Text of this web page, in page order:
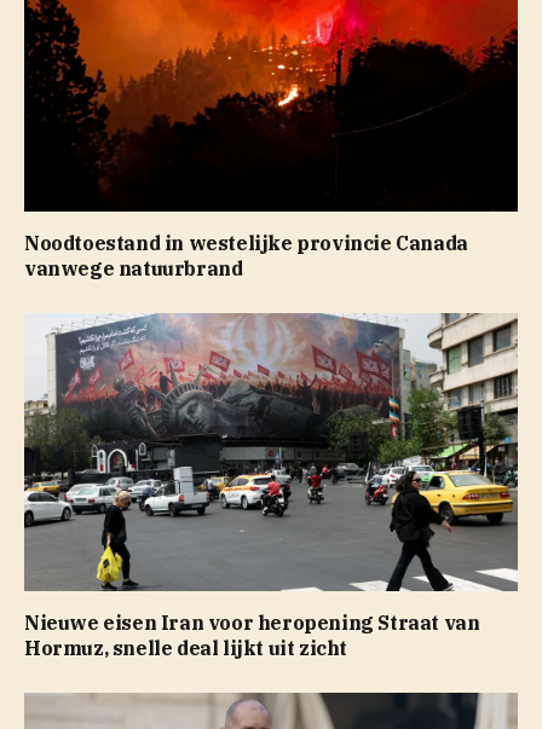
Noodtoestand in westelijke provincie Canada
vanwege natuurbrand
Nieuwe eisen Iran voor heropening Straat van
Hormuz, snelle deal lijkt uit zicht